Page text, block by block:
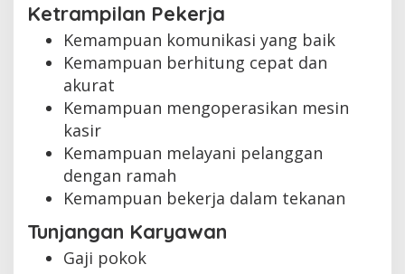
Ketrampilan Pekerja
Kemampuan komunikasi yang baik
Kemampuan berhitung cepat dan
akurat
Kemampuan mengoperasikan mesin
kasir
Kemampuan melayani pelanggan
dengan ramah
Kemampuan bekerja dalam tekanan
Tunjangan Karyawan
Gaji pokok